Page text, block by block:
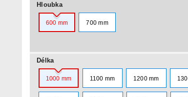
Hloubka
600 mm 700 mm
Délka
1000 mm 1100 mm 1200 mm